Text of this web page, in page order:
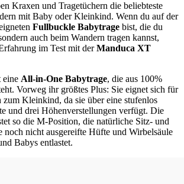
Kraxen und Tragetüchern die beliebteste
mit Baby oder Kleinkind. Wenn du auf der
Fullbuckle Babytrage bist, die du
auch beim Wandern tragen kannst,
im Test mit derManduca XT
eine All-in-One Babytrage, die aus 100%
Vorweg ihr größtes Plus: Sie eignet sich für
zum Kleinkind, da sie über eine stufenlos
und drei Höhenverstellungen verfügt. Die
so die M-Position, die natürliche Sitz- und
noch nicht ausgereifte Hüfte und Wirbelsäule
Babys entlastet.